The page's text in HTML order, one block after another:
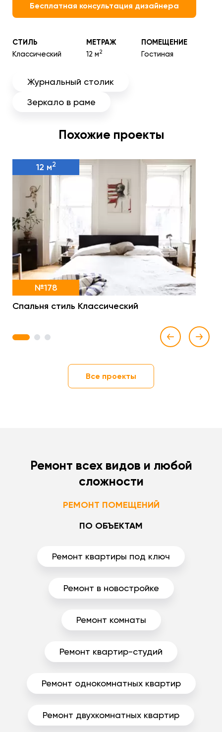
Бесплатная консультация дизайнера
СТИЛЬ
Классический
МЕТРАЖ
12 м2
ПОМЕЩЕНИЕ
Гостиная
Журнальный столик
Зеркало в раме
Похожие проекты
12 м2
№178
Спальня стиль Классический
1 2 3
Все проекты
Ремонт всех видов и любой
сложности
РЕМОНТ ПОМЕЩЕНИЙ
ПО ОБЪЕКТАМ
Ремонт квартиры под ключ
Ремонт в новостройке
Ремонт комнаты
Ремонт квартир-студий
Ремонт однокомнатных квартир
Ремонт двухкомнатных квартир